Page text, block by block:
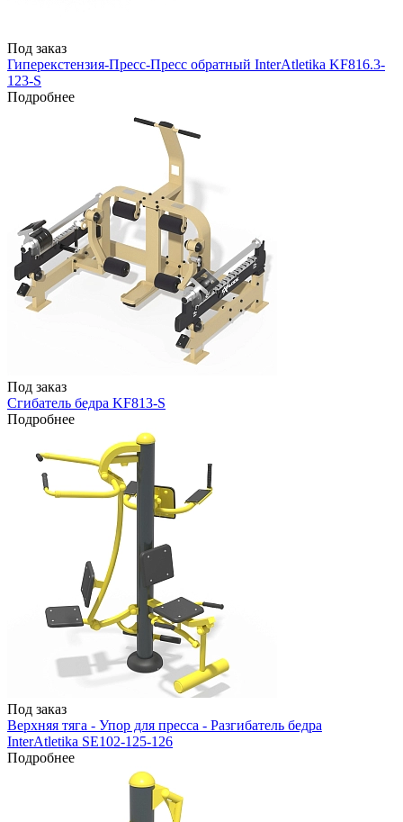
Под заказ
Гиперекстензия-Пресс-Пресс обратный InterAtletika KF816.3-
123-S
Подробнее
Под заказ
Сгибатель бедра KF813-S
Подробнее
Под заказ
Верхняя тяга - Упор для пресса - Разгибатель бедра
InterAtletika SE102-125-126
Подробнее